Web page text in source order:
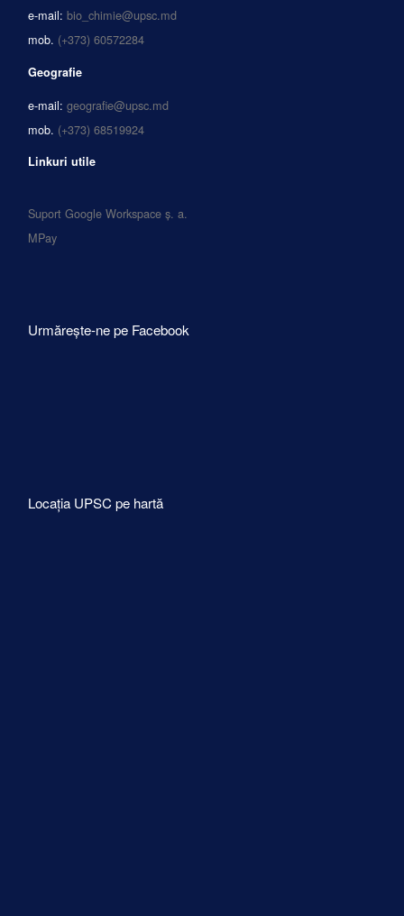
e-mail: bio_chimie@upsc.md
mob. (+373) 60572284
Geografie
e-mail: geografie@upsc.md
mob. (+373) 68519924
Linkuri utile
Suport Google Workspace ș. a.
MPay
Urmărește-ne pe Facebook
Locația UPSC pe hartă